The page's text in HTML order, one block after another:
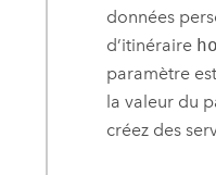
données
d’itinéraire
paramètre
la valeur du
créez des